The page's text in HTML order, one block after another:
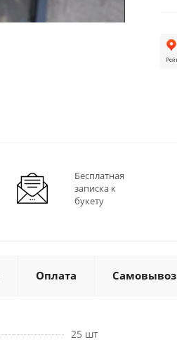
Бесплатная
записка к
букету
Оплата Самовывоз
25 шт